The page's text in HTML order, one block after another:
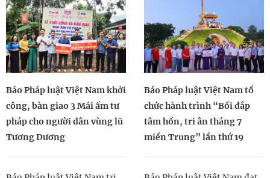
Báo Pháp luật Việt Nam khởi
công, bàn giao 3 Mái ấm tư
pháp cho người dân vùng lũ
Tương Dương
Báo Pháp luật Việt Nam tổ
chức hành trình “Bồi đắp
tâm hồn, tri ân tháng 7
miền Trung” lần thứ 19